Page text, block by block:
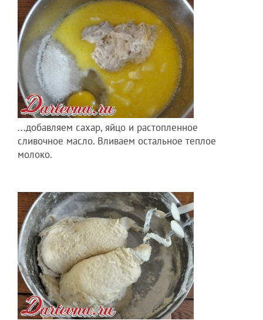
...добавляем сахар, яйцо и растопленное
сливочное масло. Вливаем остальное теплое
молоко.